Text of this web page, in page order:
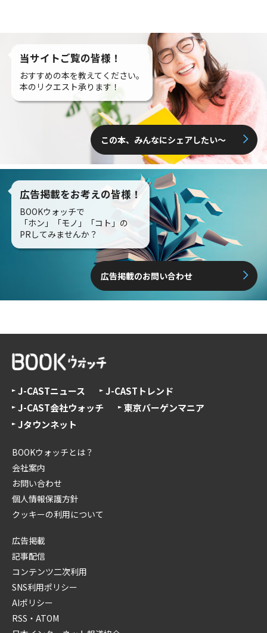
当サイトご覧の皆様！
おすすめの本を教えてください。
本のリクエスト承ります！
この本、みんなにシェアしたい〜
広告掲載をお考えの皆様！
BOOKウォッチで
「ホン」「モノ」「コト」の
PRしてみませんか？
広告掲載のお問い合わせ
J-CASTニュース
J-CASTトレンド
J-CAST会社ウォッチ
東京バーゲンマニア
Jタウンネット
BOOKウォッチとは？
会社案内
お問い合わせ
個人情報保護方針
クッキーの利用について
広告掲載
記事配信
コンテンツ二次利用
SNS利用ポリシー
AIポリシー
RSS・ATOM